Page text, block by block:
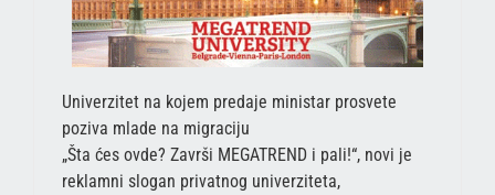
Univerzitet na kojem predaje ministar prosvete
poziva mlade na migraciju
„Šta ćes ovde? Završi MEGATREND i pali!“, novi je
reklamni slogan privatnog univerziteta,